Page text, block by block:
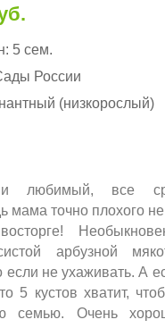
5 сем.
России
(низкорослый)
любимый, все
мама точно плохого не
арбузной
если не ухаживать. А
5 кустов хватит,
семью. Очень